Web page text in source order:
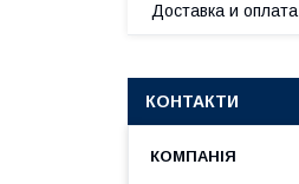
Доставка и оплата
КОНТАКТИ